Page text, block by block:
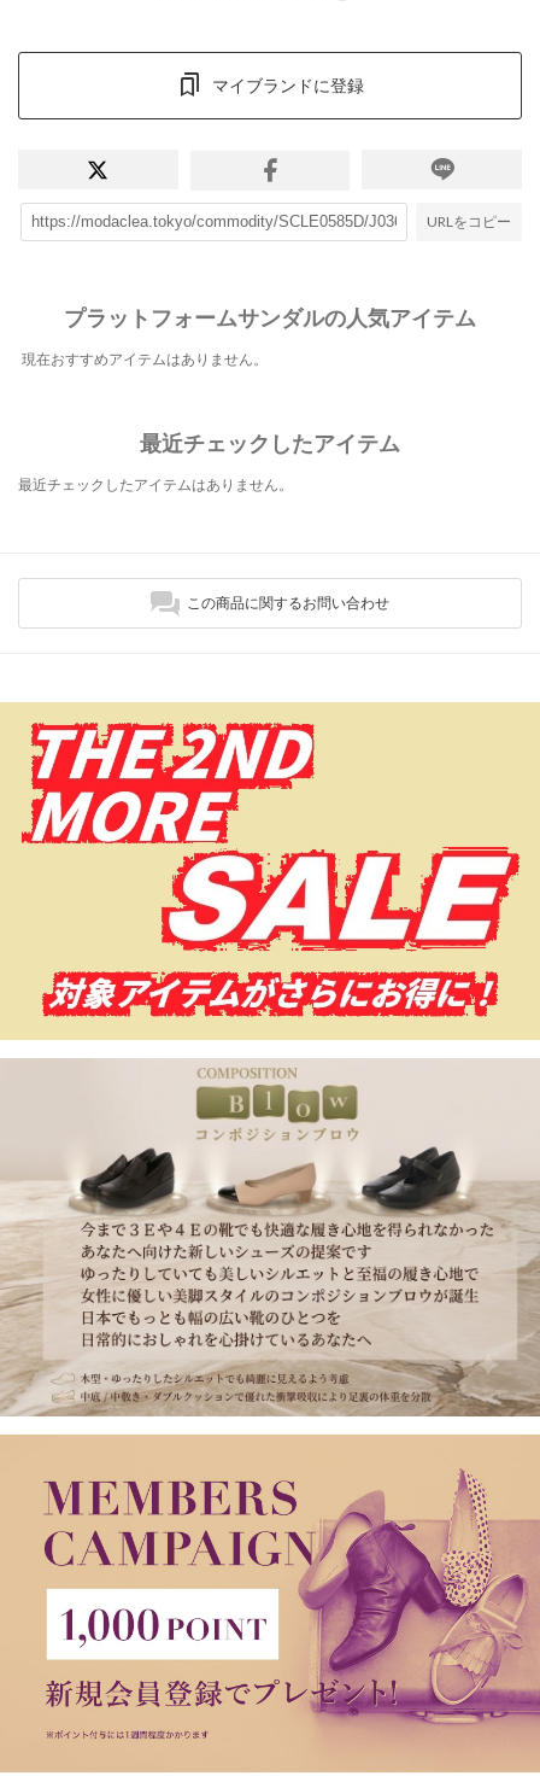
マイブランドに登録
URLをコピー
プラットフォームサンダルの人気アイテム
現在おすすめアイテムはありません。
最近チェックしたアイテム
最近チェックしたアイテムはありません。
この商品に関するお問い合わせ